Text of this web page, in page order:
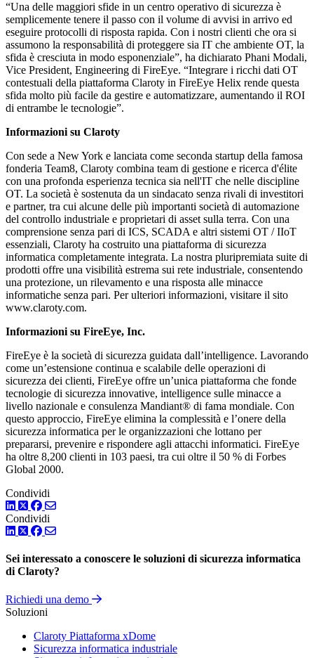
“Una delle maggiori sfide in un centro operativo di sicurezza è
semplicemente tenere il passo con il volume di avvisi in arrivo ed
eseguire protocolli di risposta rapida. Con i nostri clienti che ora si
assumono la responsabilità di proteggere sia IT che ambiente OT, la
sfida è cresciuta in modo esponenziale”, ha dichiarato Phani Modali,
Vice President, Engineering di FireEye. “Integrare i ricchi dati OT
contestuali della piattaforma Claroty in FireEye Helix rende questa
sfida molto più facile da gestire e automatizzare, aumentando il ROI
di entrambe le tecnologie”.
Informazioni su Claroty
Con sede a New York e lanciata come seconda startup della famosa
fonderia Team8, Claroty combina team di gestione e ricerca d'élite
con una profonda esperienza tecnica sia nell'IT che nelle discipline
OT. La società è sostenuta da un sindacato senza rivali di investitori
e partner, tra cui alcune delle più importanti società di automazione
del controllo industriale e proprietari di asset sulla terra. Con una
comprensione senza pari di ICS, SCADA e altri sistemi OT / IIoT
essenziali, Claroty ha costruito una piattaforma di sicurezza
informatica completamente integrata. La nostra pluripremiata suite di
prodotti offre una visibilità estrema sui rete industriale, consentendo
una protezione, un rilevamento e una risposta alle minacce
informatiche senza pari. Per ulteriori informazioni, visitare il sito
www.claroty.com.
Informazioni su FireEye, Inc.
FireEye è la società di sicurezza guidata dall’intelligence. Lavorando
come un’estensione continua e scalabile delle operazioni di
sicurezza dei clienti, FireEye offre un’unica piattaforma che fonde
tecnologie di sicurezza innovative, intelligence sulle minacce a
livello nazionale e consulenza Mandiant® di fama mondiale. Con
questo approccio, FireEye elimina la complessità e l’onere della
sicurezza informatica per le organizzazioni che lottano per
prepararsi, prevenire e rispondere agli attacchi informatici. FireEye
ha oltre 8,200 clienti in 103 paesi, tra cui oltre il 50 % di Forbes
Global 2000.
Condividi
LinkedIn
TwitterFacebook
Condividi
LinkedIn
TwitterFacebook
Sei interessato a conoscere le soluzioni di sicurezza informatica
di Claroty?
Richiedi una demo
Soluzioni
Claroty Piattaforma xDome
Sicurezza informatica industriale